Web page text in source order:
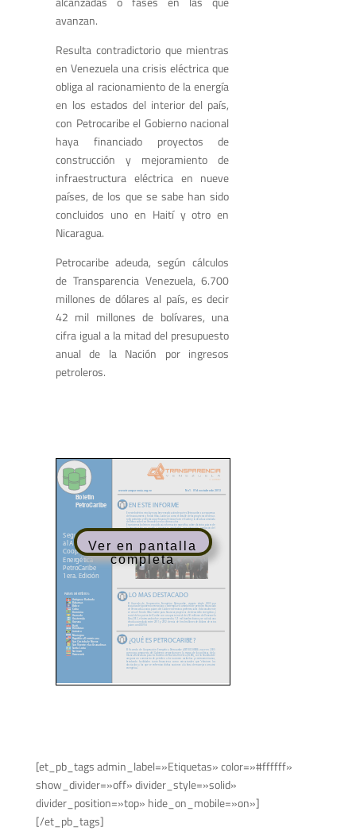
avanzan.
Resulta contradictorio que mientras
en Venezuela una crisis eléctrica que
obliga al racionamiento de la energía
en los estados del interior del país,
con Petrocaribe el Gobierno nacional
haya financiado proyectos de
construcción y mejoramiento de
infraestructura eléctrica en nueve
países, de los que se sabe han sido
concluidos uno en Haití y otro en
Nicaragua.
Petrocaribe adeuda, según cálculos
de Transparencia Venezuela, 6.700
millones de dólares al país, es decir
42 mil millones de bolívares, una
cifra igual a la mitad del presupuesto
anual de la Nación por ingresos
petroleros.
Ver en pantalla
completa
[et_pb_tags admin_label=»Etiquetas» color=»#ffffff»
show_divider=»off» divider_style=»solid»
divider_position=»top» hide_on_mobile=»on»]
[/et_pb_tags]